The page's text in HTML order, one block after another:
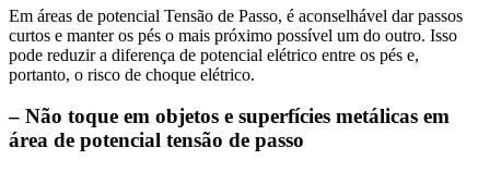
Em áreas de potencial Tensão de Passo, é aconselhável dar passos
curtos e manter os pés o mais próximo possível um do outro. Isso
pode reduzir a diferença de potencial elétrico entre os pés e,
portanto, o risco de choque elétrico.
– Não toque em objetos e superfícies metálicas em
área de potencial tensão de passo